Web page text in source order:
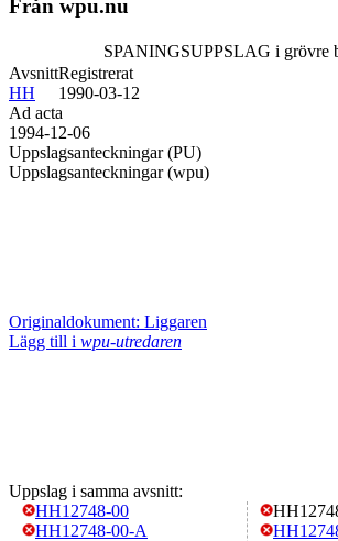
Från wpu.nu
SPANINGSUPPSLAG i grövre
Avsnitt
HH
Registrerat
1990-03-12
Ad acta
1994-12-06
Uppslagsanteckningar (PU)
Uppslagsanteckningar (wpu)
Originaldokument: Liggaren
Lägg till i wpu-utredaren
Uppslag i samma avsnitt:
HH12748-00
HH12748-00-A